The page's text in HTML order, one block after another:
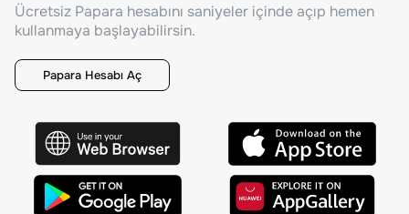
Ücretsiz Papara hesabını saniyeler içinde açıp hemen
kullanmaya başlayabilirsin.
Papara Hesabı Aç